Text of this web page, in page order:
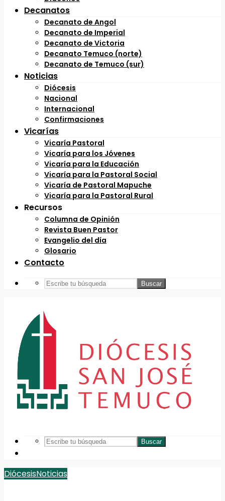
Decanatos
Decanato de Angol
Decanato de Imperial
Decanato de Victoria
Decanato Temuco (norte)
Decanato de Temuco (sur)
Noticias
Diócesis
Nacional
Internacional
Confirmaciones
Vicarías
Vicaría Pastoral
Vicaría para los Jóvenes
Vicaría para la Educación
Vicaría para la Pastoral Social
Vicaría de Pastoral Mapuche
Vicaría para la Pastoral Rural
Recursos
Columna de Opinión
Revista Buen Pastor
Evangelio del día
Glosario
Contacto
Buscar
Buscar
DiócesisNoticias